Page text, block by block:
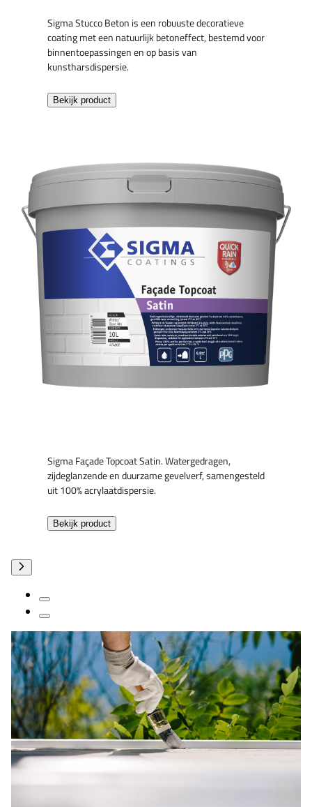
Sigma Stucco Beton is een robuuste decoratieve
coating met een natuurlijk betoneffect, bestemd voor
binnentoepassingen en op basis van
kunstharsdispersie.
Bekijk product
Sigma Façade Topcoat Satin. Watergedragen,
zijdeglanzende en duurzame gevelverf, samengesteld
uit 100% acrylaatdispersie.
Bekijk product